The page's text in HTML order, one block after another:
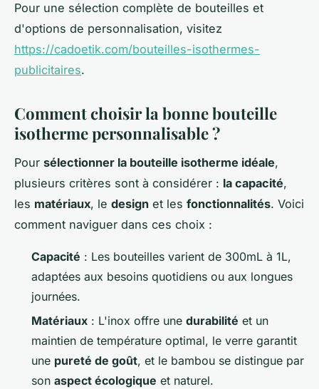
Pour une sélection complète de bouteilles et
d'options de personnalisation, visitez
https://cadoetik.com/bouteilles-isothermes-
publicitaires.
Comment choisir la bonne bouteille
isotherme personnalisable ?
Pour sélectionner la bouteille isotherme idéale,
plusieurs critères sont à considérer : la capacité,
les matériaux, le design et les fonctionnalités. Voici
comment naviguer dans ces choix :
Capacité : Les bouteilles varient de 300mL à 1L,
adaptées aux besoins quotidiens ou aux longues
journées.
Matériaux : L'inox offre une durabilité et un
maintien de température optimal, le verre garantit
une pureté de goût, et le bambou se distingue par
son aspect écologique et naturel.